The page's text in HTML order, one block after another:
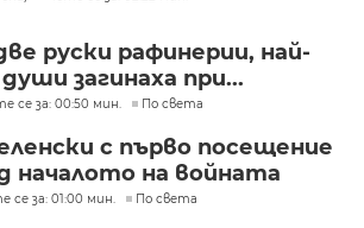
руски рафинерии, най-
загинаха при...
се за: 00:50 мин. По света
с първо посещение
началото на войната
се за: 01:00 мин. По света